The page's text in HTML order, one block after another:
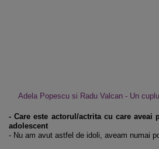
Adela Popescu si Radu Valcan - Un
- Care este actorul/actrita cu care aveai
adolescent
- Nu am avut astfel de idoli, aveam numai